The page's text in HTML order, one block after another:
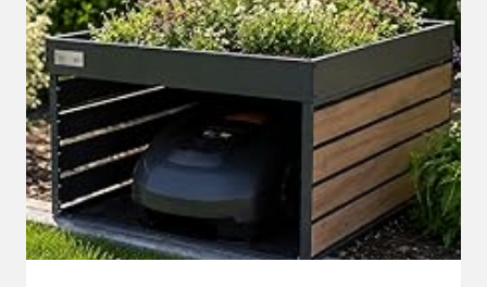
LADESTATIONEN
SCHUTZÜBERDACHUNG
RASENROBOTER
ZUB…